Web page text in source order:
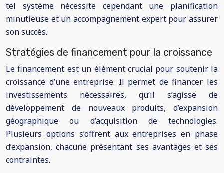
tel système nécessite cependant une planification
minutieuse et un accompagnement expert pour assurer
son succès.
Stratégies de financement pour la croissance
Le financement est un élément crucial pour soutenir la
croissance d’une entreprise. Il permet de financer les
investissements nécessaires, qu’il s’agisse de
développement de nouveaux produits, d’expansion
géographique ou d’acquisition de technologies.
Plusieurs options s’offrent aux entreprises en phase
d’expansion, chacune présentant ses avantages et ses
contraintes.